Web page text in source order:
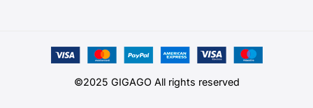
©2025 GIGAGO All rights reserved